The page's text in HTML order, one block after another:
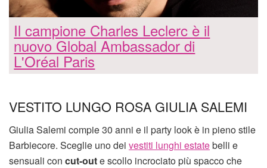
Il campione Charles Leclerc è il
nuovo Global Ambassador di
L'Oréal Paris
VESTITO LUNGO ROSA GIULIA SALEMI
Giulia Salemi compie 30 anni e il party look è in pieno stile
Barbiecore. Sceglie uno dei vestiti lunghi estatebelli e
sensuali con cut-oute scollo incrociato più spacco che